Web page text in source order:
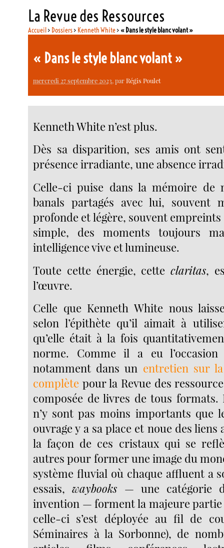
La Revue des Ressources
Accueil> Dossiers> Kenneth White> « Dans le style blanc volant »
« Dans le style blanc volant »
mercredi 27 septembre 2023, parRégis Poulet
Kenneth White n’est plus.
Dès sa disparition, ses amis ont
présence irradiante, une absence
Celle-ci puise dans la mémoire de
banals partagés avec lui, souvent
profonde et légère, souvent empreints
simple, des moments toujours
intelligence vive et lumineuse.
Toute cette énergie, cetteclaritas,
l’œuvre.
Celle que Kenneth White nous
selon l’épithète qu’il aimait à
qu’elle était à la fois
norme. Comme il a eu
notamment dans un entretien sur
complète pour la Revue des
composée de livres de tous formats.
n’y sont pas moins importants que
ouvrage y a sa place et noue des liens
la façon de ces cristaux qui se
autres pour former une image du
système fluvial où chaque affluent a
essais,waybooks — une catégorie
invention — forment la majeure partie
celle-ci s’est déployée au fil de
Séminaires à la Sorbonne), de